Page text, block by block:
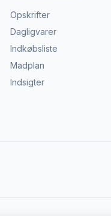
Opskrifter
Dagligvarer
Indkøbsliste
Madplan
Indsigter